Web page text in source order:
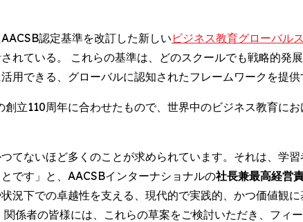
認定基準を改訂した新しいビジネス教育グローバル
れている。 これらの基準は、どのスクールでも戦略的発
用できる、グローバルに認知されたフレームワークを提供
創立110周年に合わせたもので、世界中のビジネス教育に
つてないほど多くのことが求められています。それは、
です」と、AACSBインターナショナルの社長兼最高経営
況下での卓越性を支える、現代的で実践的、かつ価値観
関係者の皆様には、これらの草案をご検討いただき、フ